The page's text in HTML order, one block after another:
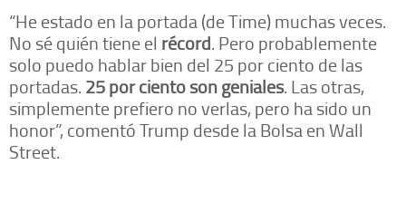
“He estado en la portada (de Time) muchas veces.
No sé quién tiene el récord. Pero probablemente
solo puedo hablar bien del 25 por ciento de las
portadas. 25 por ciento son geniales. Las otras,
simplemente prefiero no verlas, pero ha sido un
honor”, comentó Trump desde la Bolsa en Wall
Street.